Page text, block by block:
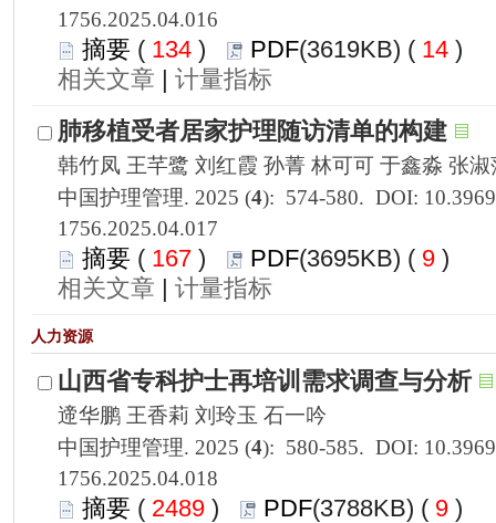
1756.2025.04.016
134 ) 14 )
|
1756.2025.04.017
167 ) 9 )
|
1756.2025.04.018
2489 ) 9 )